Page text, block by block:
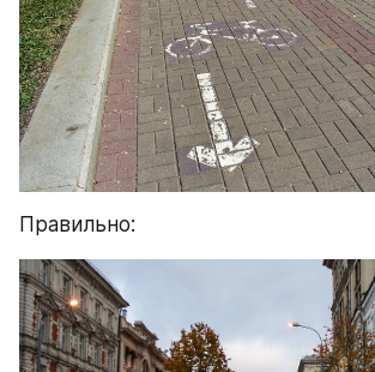
Правильно: